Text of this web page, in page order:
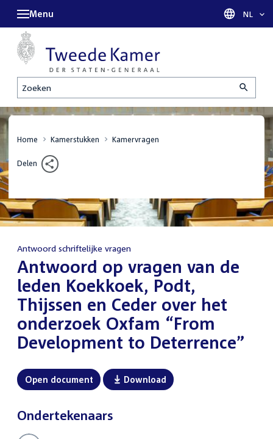
Zoeken
Menu Taal
NL
Home Kamerstukken Kamervragen
Delen
Antwoord schriftelijke vragen
Antwoord op vragen van de
leden Koekkoek, Podt,
Thijssen en Ceder over het
onderzoek Oxfam “From
Development to Deterrence”
Open document Download
Ondertekenaars